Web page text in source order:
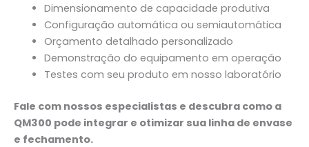
Dimensionamento de capacidade produtiva
Configuração automática ou semiautomática
Orçamento detalhado personalizado
Demonstração do equipamento em operação
Testes com seu produto em nosso laboratório
Fale com nossos especialistas e descubra como a
QM300 pode integrar e otimizar sua linha de envase
e fechamento.